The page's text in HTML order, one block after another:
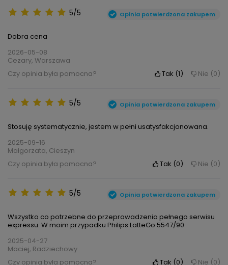
5/5 Opinia potwierdzona zakupem
Dobra cena
2026-05-08
Cezary, Warszawa
Czy opinia była pomocna?
Tak 1 Nie 0
5/5 Opinia potwierdzona zakupem
Stosuję systematycznie, jestem w pełni usatysfakcjonowana.
2025-09-16
Małgorzata, Cieszyn
Czy opinia była pomocna?
Tak 0 Nie 0
5/5 Opinia potwierdzona zakupem
Wszystko co potrzebne do przeprowadzenia pełnego serwisu
expressu. W moim przypadku Philips LatteGo 5547/90.
2025-04-27
Maciej, Radziechowy
Czy opinia była pomocna?
Tak 0 Nie 0